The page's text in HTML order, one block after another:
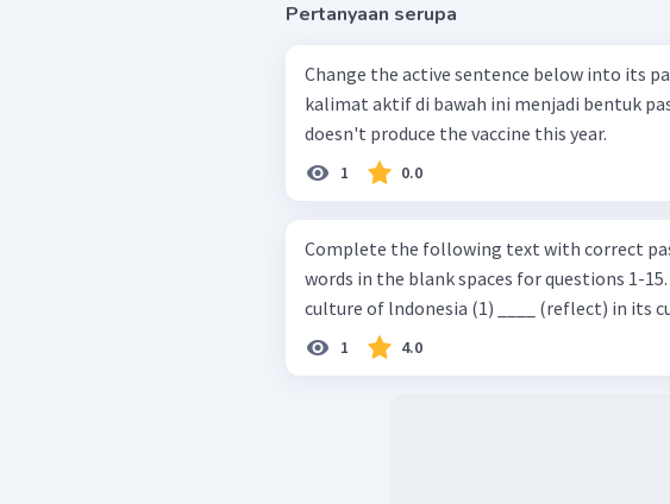
Pertanyaan serupa
Change the active sentence below into its passive
kalimat aktif di bawah ini menjadi bentuk pasif! ) The
doesn't produce the vaccine this year.
1 0.0
Complete the following text with correct
words in the blank spaces for questions 1-15. Culture of lndonesia The
culture of lndonesia (1) ____ (reflect) in its
1 4.0